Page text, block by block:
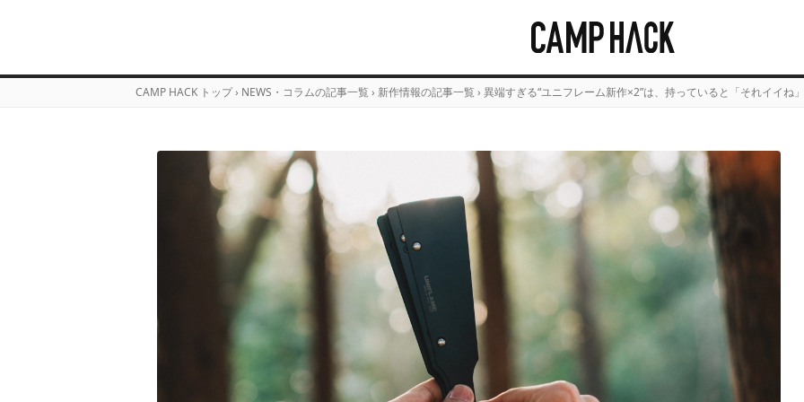
CAMP HACK トップ › NEWS・コラムの記事一覧 › 新作情報の記事一覧 › 異端すぎる“ユニフレーム新作×2”は、持っていると「それイイね